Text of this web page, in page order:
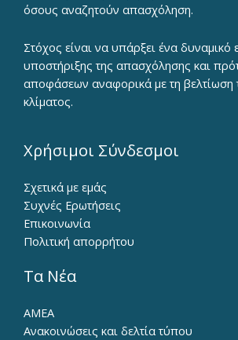
όσους αναζητούν απασχόληση.
Στόχος είναι να υπάρξει ένα δυναμικό
υποστήριξης της απασχόλησης και
αποφάσεων αναφορικά με τη βελτίωση
κλίματος.
Χρήσιμοι Σύνδεσμοι
Σχετικά με εμάς
Συχνές Ερωτήσεις
Επικοινωνία
Πολιτική απορρήτου
Τα Νέα
ΑΜΕΑ
Ανακοινώσεις και δελτία τύπου